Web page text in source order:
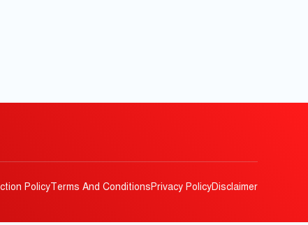
PolicyTerms And ConditionsPrivacy PolicyDisclaimer